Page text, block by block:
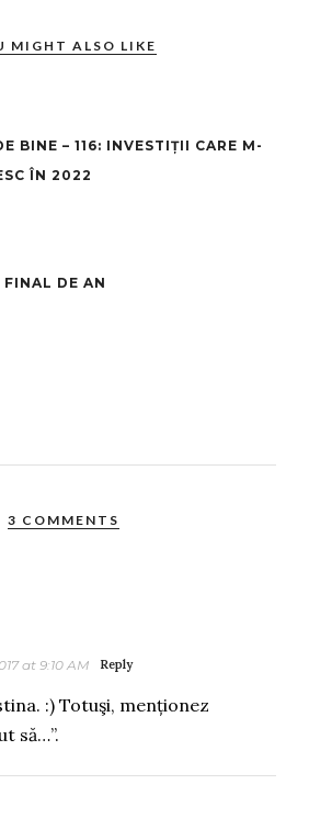
MIGHT ALSO LIKE
BINE – 116: INVESTIȚII CARE M-
ÎN 2022
DE AN
3 COMMENTS
at 9:10 AM Reply
:) Totuşi, menționez
să…”.